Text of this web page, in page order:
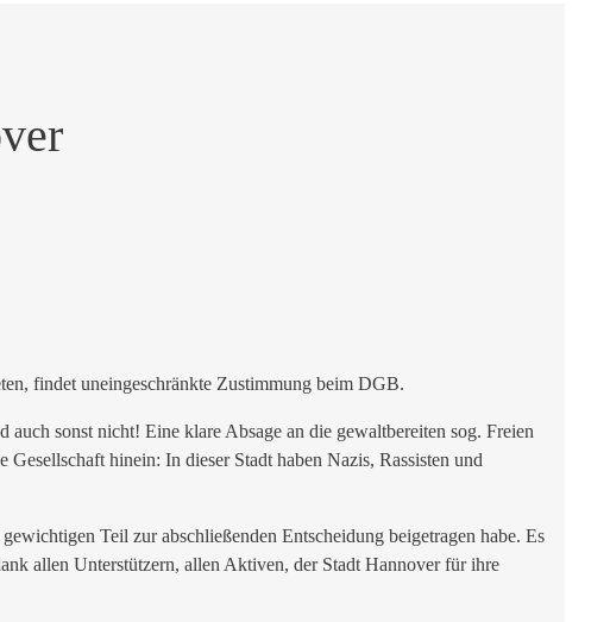
findet uneingeschränkte Zustimmung beim DGB.
sonst nicht! Eine klare Absage an die gewaltbereiten sog. Freien
hinein: In dieser Stadt haben Nazis, Rassisten und
Teil zur abschließenden Entscheidung beigetragen habe. Es
allen Unterstützern, allen Aktiven, der Stadt Hannover für ihre